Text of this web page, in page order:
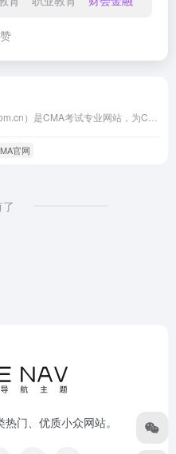
官网
门、优质小众网站。